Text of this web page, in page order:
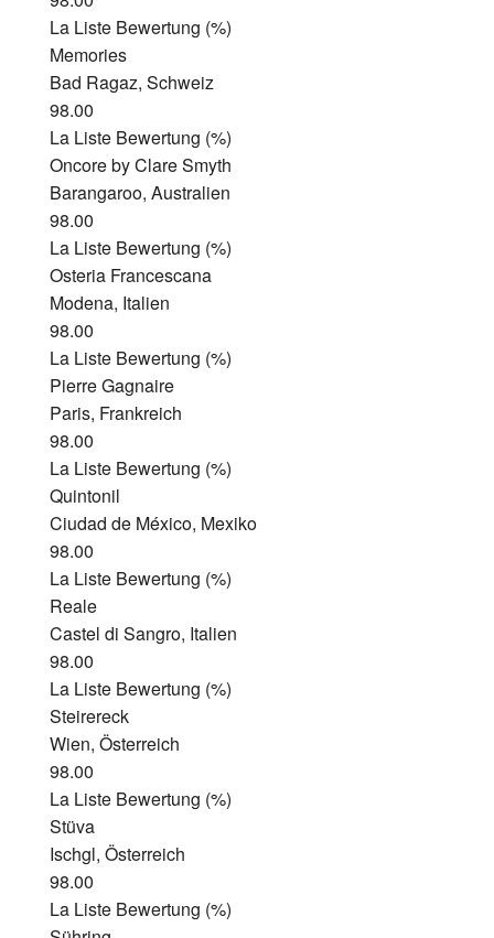
La Liste Bewertung (%)
Memories
Bad Ragaz, Schweiz
98.00
La Liste Bewertung (%)
Oncore by Clare Smyth
Barangaroo, Australien
98.00
La Liste Bewertung (%)
Osteria Francescana
Modena, Italien
98.00
La Liste Bewertung (%)
Pierre Gagnaire
Paris, Frankreich
98.00
La Liste Bewertung (%)
Quintonil
Ciudad de México, Mexiko
98.00
La Liste Bewertung (%)
Reale
Castel di Sangro, Italien
98.00
La Liste Bewertung (%)
Steirereck
Wien, Österreich
98.00
La Liste Bewertung (%)
Stüva
Ischgl, Österreich
98.00
La Liste Bewertung (%)